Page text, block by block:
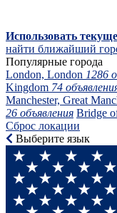
Использовать
найти ближайший
Популярные города
London, London 1286
Kingdom 74
Manchester, Great
26 объявления Bridge
Сброс локации
Выберите язык